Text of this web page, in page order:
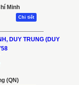
Minh
Chi tiết
DUY TRUNG (DUY
(QN)